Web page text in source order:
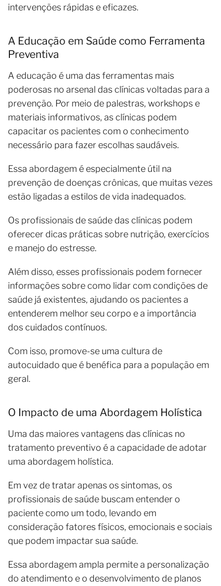
intervenções rápidas e eficazes.
A Educação em Saúde como Ferramenta
Preventiva
A educação é uma das ferramentas mais
poderosas no arsenal das clínicas voltadas para a
prevenção. Por meio de palestras, workshops e
materiais informativos, as clínicas podem
capacitar os pacientes com o conhecimento
necessário para fazer escolhas saudáveis.
Essa abordagem é especialmente útil na
prevenção de doenças crônicas, que muitas vezes
estão ligadas a estilos de vida inadequados.
Os profissionais de saúde das clínicas podem
oferecer dicas práticas sobre nutrição, exercícios
e manejo do estresse.
Além disso, esses profissionais podem fornecer
informações sobre como lidar com condições de
saúde já existentes, ajudando os pacientes a
entenderem melhor seu corpo e a importância
dos cuidados contínuos.
Com isso, promove-se uma cultura de
autocuidado que é benéfica para a população em
geral.
O Impacto de uma Abordagem Holística
Uma das maiores vantagens das clínicas no
tratamento preventivo é a capacidade de adotar
uma abordagem holística.
Em vez de tratar apenas os sintomas, os
profissionais de saúde buscam entender o
paciente como um todo, levando em
consideração fatores físicos, emocionais e sociais
que podem impactar sua saúde.
Essa abordagem ampla permite a personalização
do atendimento e o desenvolvimento de planos